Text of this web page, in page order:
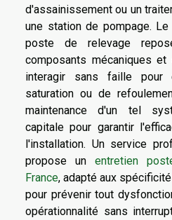
d'assainissement ou un
une station de pompage.
poste de relevage
composants mécaniques
interagir sans faille
saturation ou de
maintenance d'un tel
capitale pour garantir
l'installation. Un service
propose un entretien
France, adapté aux
pour prévenir tout
opérationnalité sans